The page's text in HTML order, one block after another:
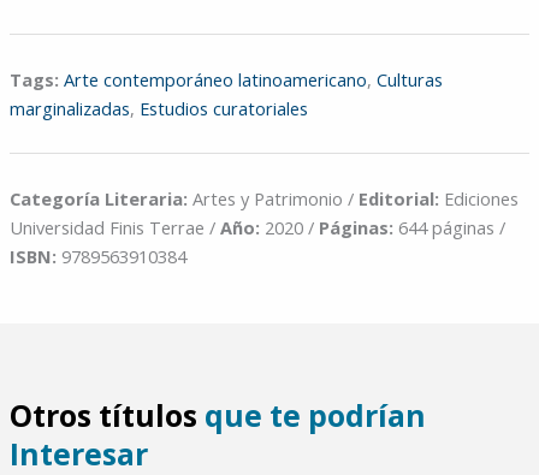
Tags: Arte contemporáneo latinoamericano, Culturas
marginalizadas, Estudios curatoriales
Categoría Literaria: Artes y Patrimonio / Editorial: Ediciones
Universidad Finis Terrae / Año: 2020 / Páginas: 644 páginas /
ISBN: 9789563910384
Otros títulos que te podrían
Interesar